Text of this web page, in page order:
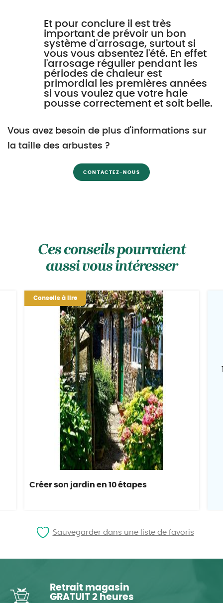
Et pour conclure il est très
important de prévoir un bon
système d'arrosage, surtout si
vous vous absentez l'été. En effet
l'arrosage régulier pendant les
périodes de chaleur est
primordial les premières années
si vous voulez que votre haie
pousse correctement et soit belle.
Vous avez besoin de plus d'informations sur
la taille des arbustes ?
CONTACTEZ-NOUS
Sauvegarder dans une liste de favoris
Ces conseils pourraient
aussi vous intéresser
Conseils à lire
Créer son jardin en 10 étapes
Retrait magasin
GRATUIT 2 heures